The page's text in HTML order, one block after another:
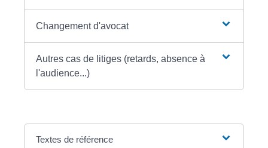
Changement d'avocat
Autres cas de litiges (retards, absence à
l'audience...)
Textes de référence